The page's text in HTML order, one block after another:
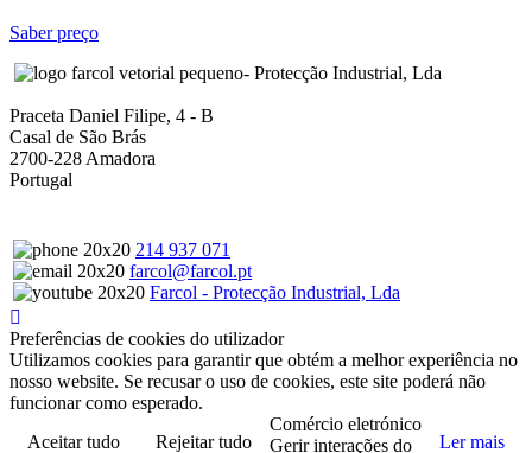
Saber preço
- Protecção Industrial, Lda
Praceta Daniel Filipe, 4 - B
Casal de São Brás
2700-228 Amadora
Portugal
214 937 071
farcol@farcol.pt
Farcol - Protecção Industrial, Lda
Preferências de cookies do utilizador
Utilizamos cookies para garantir que obtém a melhor experiência no
nosso website. Se recusar o uso de cookies, este site poderá não
funcionar como esperado.
Aceitar tudo
Rejeitar tudo Ler mais
Comércio eletrónico
Gerir interações do